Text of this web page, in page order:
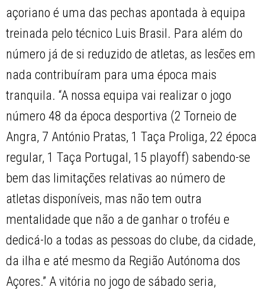
açoriano é uma das pechas apontada à equipa
treinada pelo técnico Luis Brasil. Para além do
número já de si reduzido de atletas, as lesões em
nada contribuíram para uma época mais
tranquila. “A nossa equipa vai realizar o jogo
número 48 da época desportiva (2 Torneio de
Angra, 7 António Pratas, 1 Taça Proliga, 22 época
regular, 1 Taça Portugal, 15 playoff) sabendo-se
bem das limitações relativas ao número de
atletas disponíveis, mas não tem outra
mentalidade que não a de ganhar o troféu e
dedicá-lo a todas as pessoas do clube, da cidade,
da ilha e até mesmo da Região Autónoma dos
Açores.” A vitória no jogo de sábado seria,